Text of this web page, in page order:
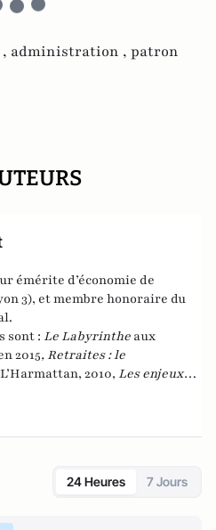
administration , patron
émérite d’économie de
3), et membre honoraire du
sont : Le Labyrinthe aux
2015, Retraites : le
2010, Les enjeux
et
24 Heures 7 Jours